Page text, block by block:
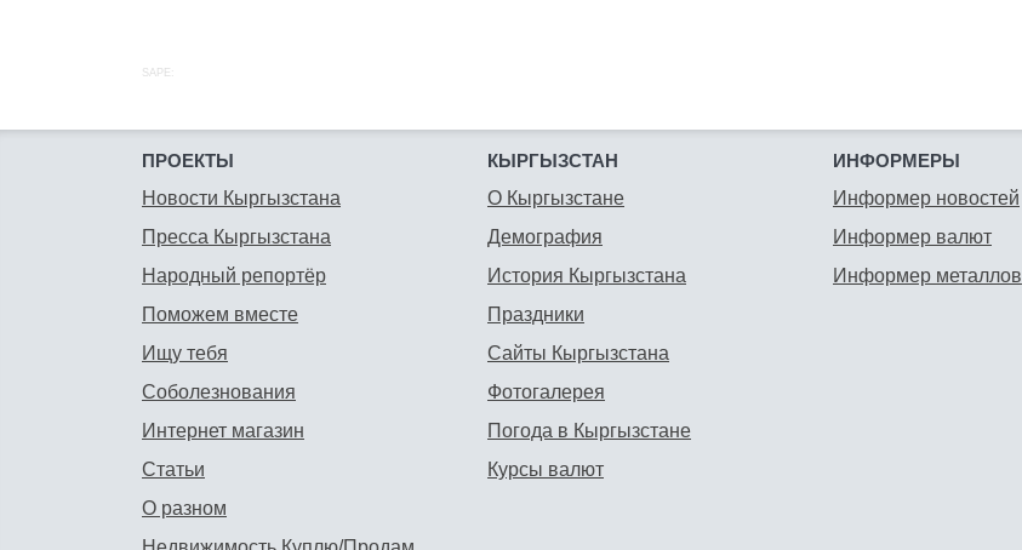
SAPE:
ПРОЕКТЫ
Новости Кыргызстана
Пресса Кыргызстана
Народный репортёр
Поможем вместе
Ищу тебя
Соболезнования
Интернет магазин
Статьи
О разном
КЫРГЫЗСТАН
О Кыргызстане
Демография
История Кыргызстана
Праздники
Сайты Кыргызстана
Фотогалерея
Погода в Кыргызстане
Курсы валют
ИНФОРМЕРЫ
Информер новостей
Информер валют
Информер металлов